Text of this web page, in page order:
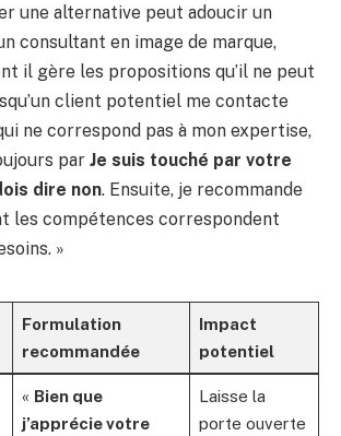
une alternative peut adoucir un
consultant en image de marque,
il gère les propositions qu’il ne peut
client potentiel me contacte
ne correspond pas à mon expertise,
par Je suis touché par votre
dire non. Ensuite, je recommande
les compétences correspondent
»
Formulation
recommandée
Impact
potentiel
« Bien que
j’apprécie votre
Laisse la
porte ouverte